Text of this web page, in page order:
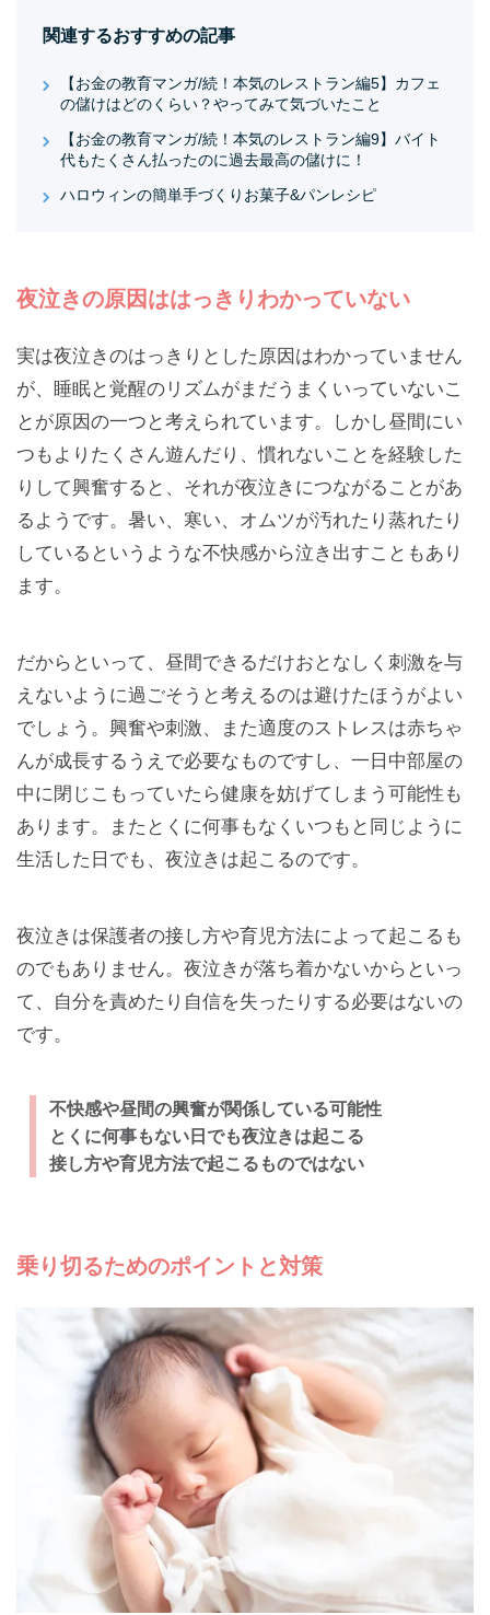
関連するおすすめの記事
【お金の教育マンガ/続！本気のレストラン編5】カフェ
の儲けはどのくらい？やってみて気づいたこと
【お金の教育マンガ/続！本気のレストラン編9】バイト
代もたくさん払ったのに過去最高の儲けに！
ハロウィンの簡単手づくりお菓子&パンレシピ
夜泣きの原因ははっきりわかっていない
実は夜泣きのはっきりとした原因はわかっていません
が、睡眠と覚醒のリズムがまだうまくいっていないこ
とが原因の一つと考えられています。しかし昼間にい
つもよりたくさん遊んだり、慣れないことを経験した
りして興奮すると、それが夜泣きにつながることがあ
るようです。暑い、寒い、オムツが汚れたり蒸れたり
しているというような不快感から泣き出すこともあり
ます。
だからといって、昼間できるだけおとなしく刺激を与
えないように過ごそうと考えるのは避けたほうがよい
でしょう。興奮や刺激、また適度のストレスは赤ちゃ
んが成長するうえで必要なものですし、一日中部屋の
中に閉じこもっていたら健康を妨げてしまう可能性も
あります。またとくに何事もなくいつもと同じように
生活した日でも、夜泣きは起こるのです。
夜泣きは保護者の接し方や育児方法によって起こるも
のでもありません。夜泣きが落ち着かないからといっ
て、自分を責めたり自信を失ったりする必要はないの
です。
不快感や昼間の興奮が関係している可能性
とくに何事もない日でも夜泣きは起こる
接し方や育児方法で起こるものではない
乗り切るためのポイントと対策